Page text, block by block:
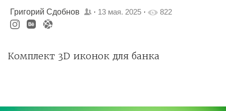
Григорий Сдобнов · 13 мая. 2025 · 822
Комплект 3D иконок для банка